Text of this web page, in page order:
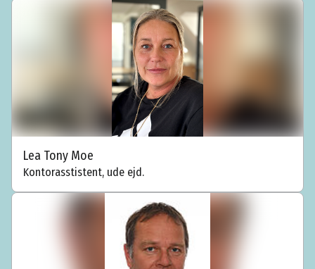
Lea Tony Moe
Kontorasstistent, ude ejd.